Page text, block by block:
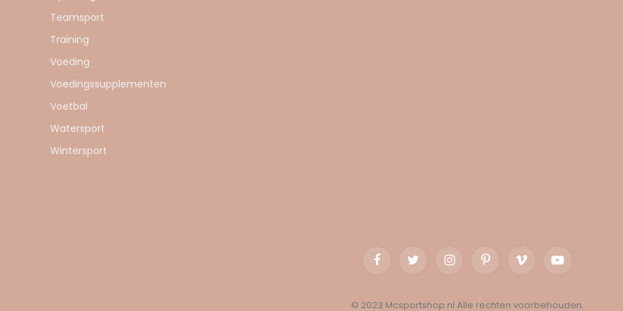
Teamsport
Training
Voeding
Voedingssupplementen
Voetbal
Watersport
Wintersport
FacebookTwitter InstagramPinterestVimeo YouTube
© 2023 Mcsportshop.nl Alle rechten voorbehouden.